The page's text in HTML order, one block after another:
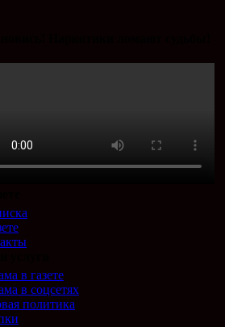
в газете
в соцсетях
политика